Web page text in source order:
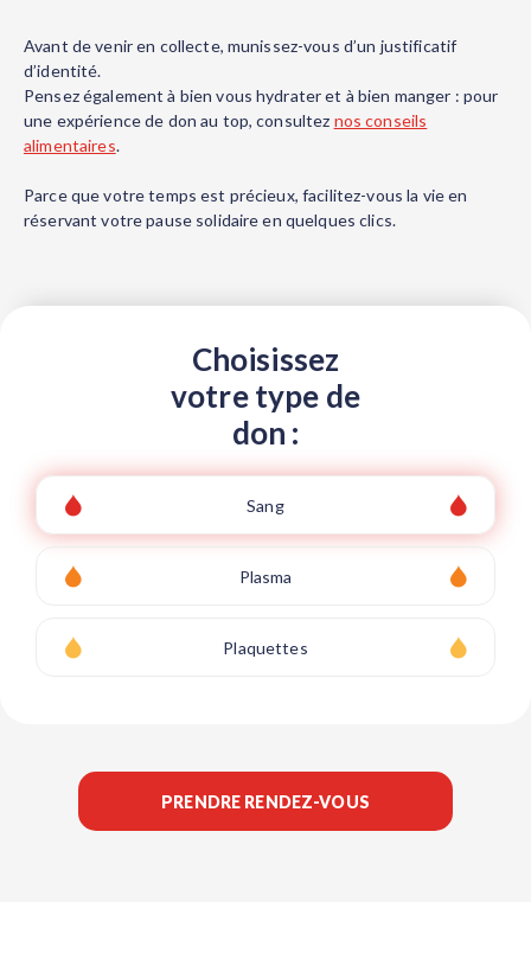
Avant de venir en collecte, munissez-vous d’un justificatif
d’identité.
Pensez également à bien vous hydrater et à bien manger : pour
une expérience de don au top, consultez nos conseils
alimentaires.
Parce que votre temps est précieux, facilitez-vous la vie en
réservant votre pause solidaire en quelques clics.
Choisissez
votre type de
don :
Sang
Plasma
Plaquettes
PRENDRE RENDEZ-VOUS